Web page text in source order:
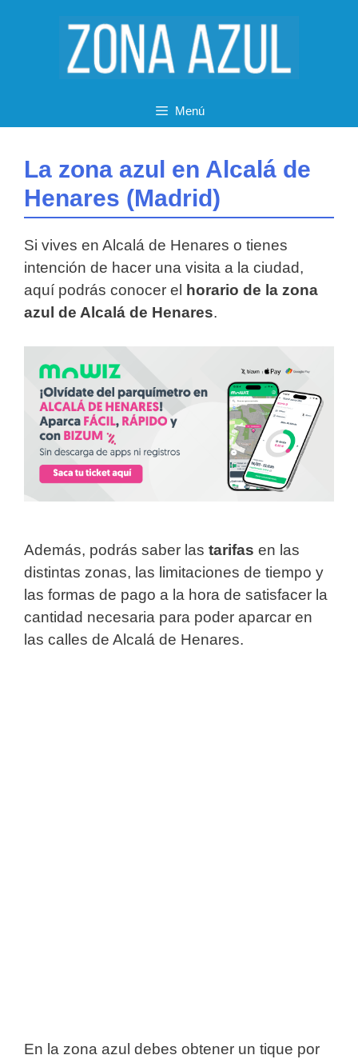
Menú
La zona azul en Alcalá de
Henares (Madrid)
Si vives en Alcalá de Henares o tienes
intención de hacer una visita a la ciudad,
aquí podrás conocer el horario de la zona
azul de Alcalá de Henares.
Además, podrás saber las tarifas en las
distintas zonas, las limitaciones de tiempo y
las formas de pago a la hora de satisfacer la
cantidad necesaria para poder aparcar en
las calles de Alcalá de Henares.
En la zona azul debes obtener un tique por